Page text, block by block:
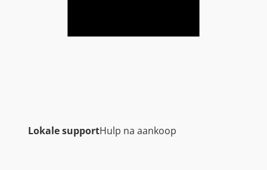
Lokale supportHulp na aankoop